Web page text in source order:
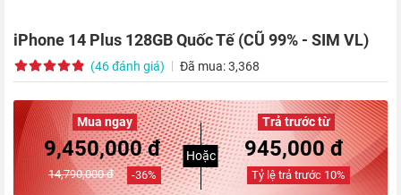
iPhone 14 Plus 128GB Quốc Tế (CŨ 99% - SIM VL)
(46 đánh giá) Đã mua: 3,368
Mua ngay
9,450,000 đ
14,790,000 đ -36%
Hoặc
Trả trước từ
945,000 đ
Tỷ lệ trả trước 10%